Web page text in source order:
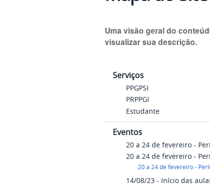
Uma visão geral do
visualizar sua descrição.
Serviços
PPGPSI
PRPPGI
Estudante
Eventos
20 a 24 de fevereiro -
20 a 24 de fevereiro -
20 a 24 de fevereiro -
14/08/23 - Início das